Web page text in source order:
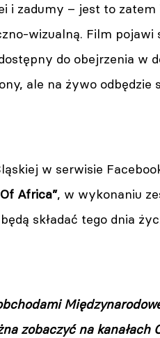
i zadumy – jest to
wizualną. Film pojawi
do obejrzenia w
ale na żywo odbędzie
w serwisie
Africa”, w wykonaniu
składać tego dnia
zobaczyć na kanałach